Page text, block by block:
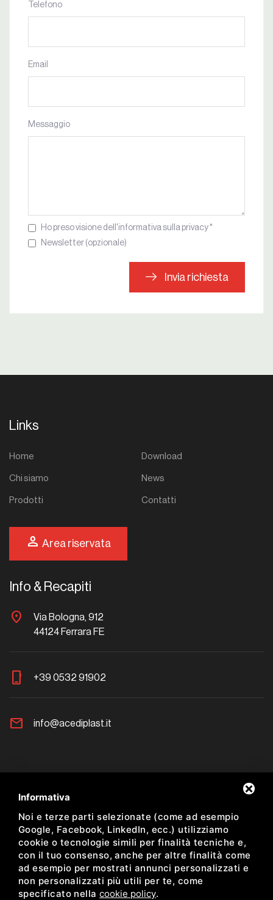
Telefono
Email
Messaggio
Ho preso visione dell'informativa sulla privacy *
Newsletter (opzionale)
Invia richiesta
Links
Home
Chi siamo
Prodotti
Download
News
Contatti
person Area riservata
Info & Recapiti
location_on
Via Bologna, 912
44124 Ferrara FE
phone_iphone +39 0532 91902
mail info@acediplast.it
Newsletter
Resta aggiornato sulle nostre proposte
Ho preso visione dell'informativa sulla Newsletter *
Informativa
Noi e terze parti selezionate (come ad esempio
Google, Facebook, LinkedIn, ecc.) utilizziamo
cookie o tecnologie simili per finalità tecniche e,
con il tuo consenso, anche per altre finalità come
ad esempio per mostrati annunci personalizzati e
non personalizzati più utili per te, come
specificato nellacookie policy.